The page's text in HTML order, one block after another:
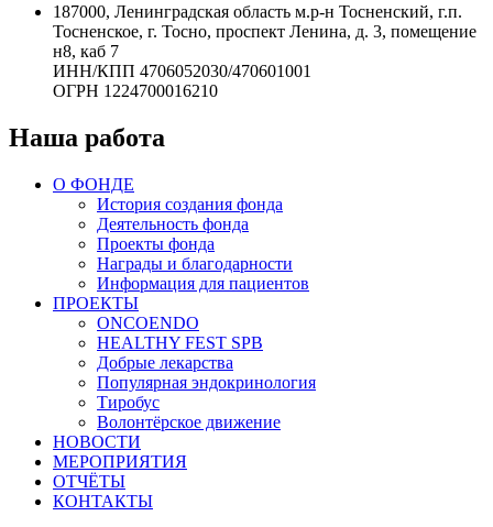
187000, Ленинградская область м.р-н Тосненский, г.п.
Тосненское, г. Тосно, проспект Ленина, д. 3, помещение
н8, каб 7
ИНН/КПП 4706052030/470601001
ОГРН 1224700016210
Наша работа
О ФОНДЕ
История создания фонда
Деятельность фонда
Проекты фонда
Награды и благодарности
Информация для пациентов
ПРОЕКТЫ
ONCOENDO
HEALTHY FEST SPB
Добрые лекарства
Популярная эндокринология
Тиробус
Волонтёрское движение
НОВОСТИ
МЕРОПРИЯТИЯ
ОТЧЁТЫ
КОНТАКТЫ